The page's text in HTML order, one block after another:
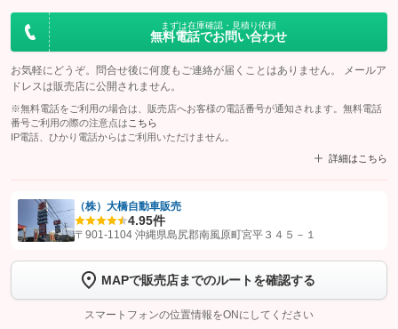
まずは在庫確認・見積り依頼
無料電話でお問い合わせ
お気軽にどうぞ。問合せ後に何度もご連絡が届くことはありません。 メールア
ドレスは販売店に公開されません。
※無料電話をご利用の場合は、販売店へお客様の電話番号が通知されます。無料電話
番号ご利用の際の注意点は こちら
IP電話、ひかり電話からはご利用いただけません。
詳細はこちら
【STEP1】認証画面でグーネットを友だち追加してから「許可する」ボタンを押
トーク画面で
ボタンをタップして問い合わせを
完了してください。
（株）大橋自動車販売
4.95件
〒901-1104 沖縄県島尻郡南風原町宮平３４５－１
MAPで販売店までのルートを確認する
スマートフォンの位置情報をONにしてください